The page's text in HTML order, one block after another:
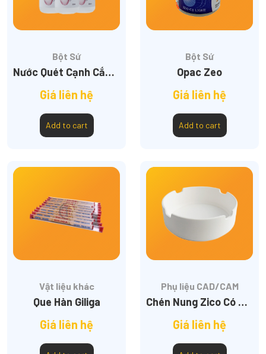
Bột Sứ
Nước Quét Cạnh Cắn T1
Giá liên hệ
Add to cart
Bột Sứ
Opac Zeo
Giá liên hệ
Add to cart
Vật liệu khác
Que Hàn Giliga
Giá liên hệ
Phụ liệu CAD/CAM
Chén Nung Zico Có Rãnh
Giá liên hệ